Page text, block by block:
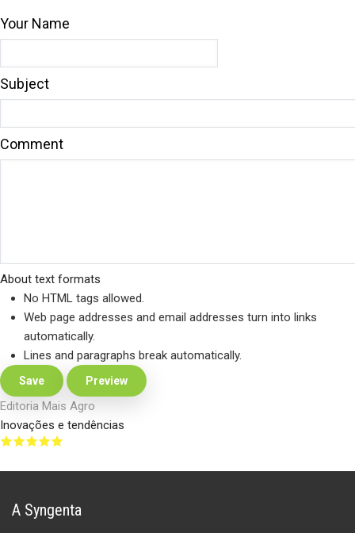
Your Name
Subject
Comment
About text formats
No HTML tags allowed.
Web page addresses and email addresses turn into links
automatically.
Lines and paragraphs break automatically.
Editoria Mais Agro
Inovações e tendências
A Syngenta